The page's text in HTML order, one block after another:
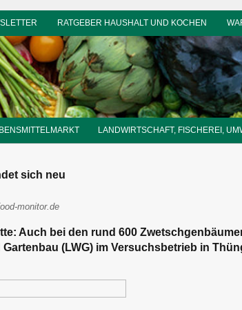
RATGEBER HAUSHALT UND KOCHEN
LANDWIRTSCHAFT, FISCHEREI,
sich neu
monitor.de
Auch bei den rund 600
(LWG) im Versuchsbetrieb in